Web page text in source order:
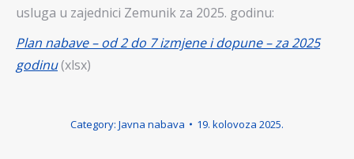
usluga u zajednici Zemunik za 2025. godinu:
Plan nabave – od 2 do 7 izmjene i dopune – za 2025
godinu(xlsx)
Category: Javna nabava 19. kolovoza 2025.